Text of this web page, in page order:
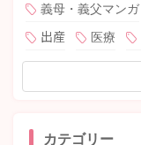
義母・義父マンガ
出産
医療
カテゴリー